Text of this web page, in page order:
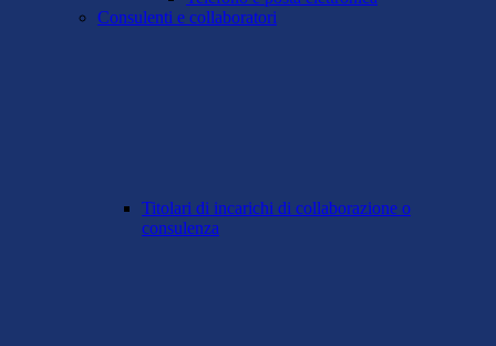
Consulenti e collaboratori
Titolari di incarichi di collaborazione o
consulenza